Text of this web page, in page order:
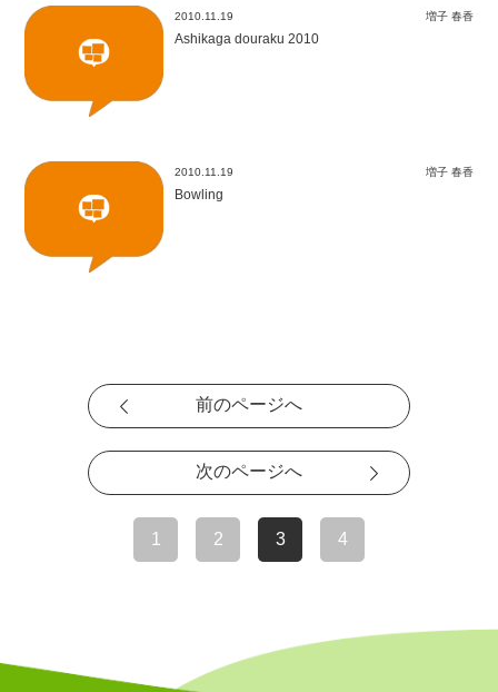
2010.11.19
Ashikaga douraku 2010
増子 春香
2010.11.19
Bowling
増子 春香
前のページへ
1 2 3 4
次のページへ